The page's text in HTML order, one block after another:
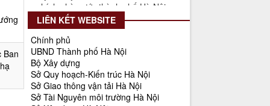
Ban
Thời gian đăng: 25/08/2025
lượt xem: 569 | lượt tải:266
55-KH/ĐU
Kế hoạch Triển khai Phong trào
"Bình dân học vụ số"
Thời gian đăng: 02/06/2025
LIÊN KẾT WEBSITE
Chính phủ
UBND Thành phố Hà Nội
Bộ Xây dựng
Sở Quy hoạch-Kiến trúc Hà Nội
Sở Giao thông vận tải Hà Nội
Sở Tài Nguyên môi trường Hà Nội